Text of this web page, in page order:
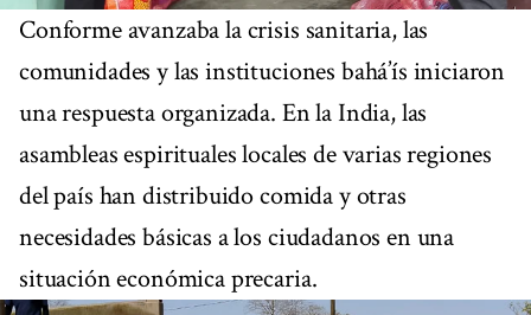
Conforme avanzaba la crisis sanitaria, las
comunidades y las instituciones bahá’ís iniciaron
una respuesta organizada. En la India, las
asambleas espirituales locales de varias regiones
del país han distribuido comida y otras
necesidades básicas a los ciudadanos en una
situación económica precaria.